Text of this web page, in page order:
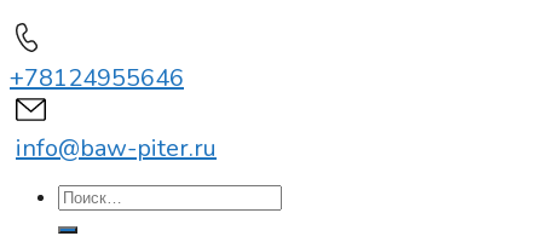
+78124955646
info@baw-piter.ru
Искать: